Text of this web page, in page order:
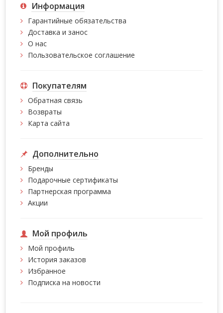
Информация
Гарантийные обязательства
Доставка и занос
О нас
Пользовательское соглашение
Покупателям
Обратная связь
Возвраты
Карта сайта
Дополнительно
Бренды
Подарочные сертификаты
Партнерская программа
Акции
Мой профиль
Мой профиль
История заказов
Избранное
Подписка на новости